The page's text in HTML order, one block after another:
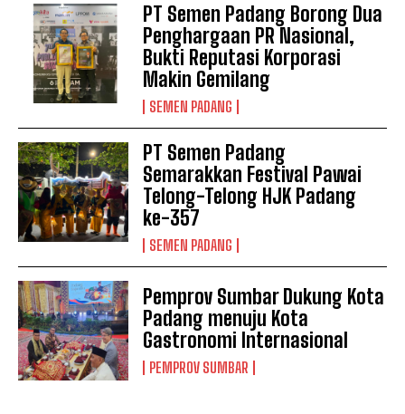
PT Semen Padang Borong Dua
Penghargaan PR Nasional,
Bukti Reputasi Korporasi
Makin Gemilang
SEMEN PADANG
PT Semen Padang
Semarakkan Festival Pawai
Telong-Telong HJK Padang
ke-357
SEMEN PADANG
Pemprov Sumbar Dukung Kota
Padang menuju Kota
Gastronomi Internasional
PEMPROV SUMBAR